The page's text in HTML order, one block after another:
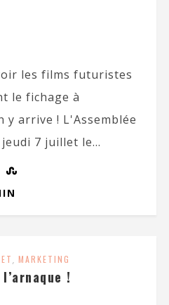
les films futuristes
le fichage à
y arrive ! L'Assemblée
7 juillet le...
, MARKETING
!